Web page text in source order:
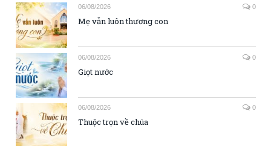
06/08/2026 0
Mẹ vẫn luôn thương con
06/08/2026 0
Giọt nước
06/08/2026 0
Thuộc trọn về chúa